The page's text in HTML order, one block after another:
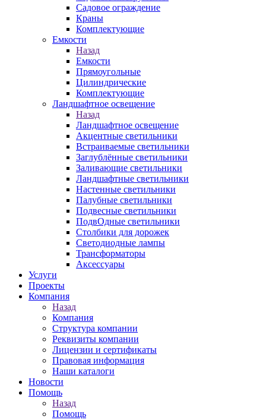
Садовое ограждение
Краны
Комплектующие
Емкости
Назад
Емкости
Прямоугольные
Цилиндрические
Комплектующие
Ландшафтное освещение
Назад
Ландшафтное освещение
Акцентные светильники
Встраиваемые светильники
Заглублённые светильники
Заливающие светильники
Ландшафтные светильники
Настенные светильники
Палубные светильники
Подвесные светильники
ПодвОдные светильники
Столбики для дорожек
Светодиодные лампы
Трансформаторы
Аксессуары
Услуги
Проекты
Компания
Назад
Компания
Структура компании
Реквизиты компании
Лицензии и сертификаты
Правовая информация
Наши каталоги
Новости
Помощь
Назад
Помощь